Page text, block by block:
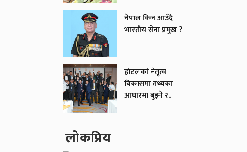
नेपाल किन आउँदै
भारतीय सेना प्रमुख ?
होटलको नेतृत्व
विकासमा तथ्यका
आधारमा बुझ्ने र..
लाेकप्रिय